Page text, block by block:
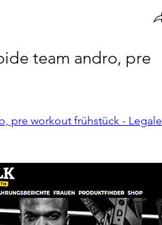
team andro, pre
pre workout frühstück - Legale